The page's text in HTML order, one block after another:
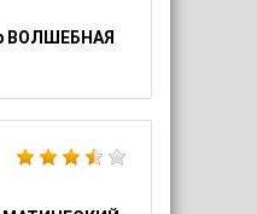
ВОЛШЕБНАЯ